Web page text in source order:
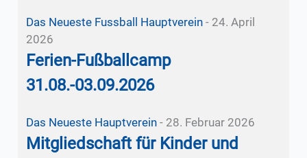
Das Neueste Fussball Hauptverein- 24. April
2026
Ferien-Fußballcamp
31.08.-03.09.2026
Das Neueste Hauptverein- 28. Februar 2026
Mitgliedschaft für Kinder und